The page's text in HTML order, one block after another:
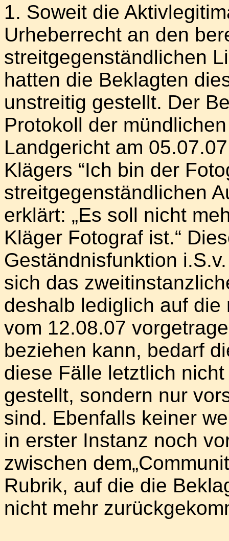
1. Soweit die
Urheberrecht an den
streitgegenständlichen
hatten die Beklagten
unstreitig gestellt. Der
Protokoll der
Landgericht am
Klägers “Ich bin der
streitgegenständlichen
erklärt: „Es soll nicht
Kläger Fotograf ist.“
Geständnisfunktion
sich das
deshalb lediglich auf
vom 12.08.07
beziehen kann, bedarf
diese Fälle letztlich
gestellt, sondern nur
sind. Ebenfalls keiner
in erster Instanz noch
zwischen
Rubrik, auf die die
nicht mehr